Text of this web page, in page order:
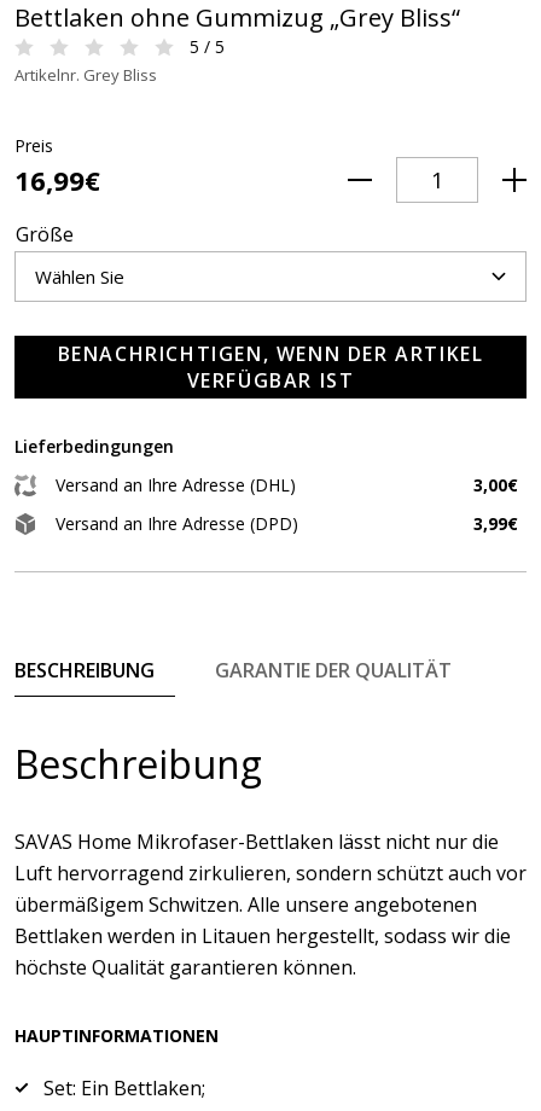
Bettlaken ohne Gummizug „Grey Bliss“
5 / 5
Artikelnr. Grey Bliss
Preis
16,99€
Größe
BENACHRICHTIGEN, WENN DER ARTIKEL
VERFÜGBAR IST
Lieferbedingungen
Versand an Ihre Adresse (DHL)
3,00€
Versand an Ihre Adresse (DPD)
3,99€
BESCHREIBUNG GARANTIE DER QUALITÄT
Beschreibung
SAVAS Home Mikrofaser-Bettlaken lässt nicht nur die
Luft hervorragend zirkulieren, sondern schützt auch vor
übermäßigem Schwitzen. Alle unsere angebotenen
Bettlaken werden in Litauen hergestellt, sodass wir die
höchste Qualität garantieren können.
HAUPTINFORMATIONEN
Set: Ein Bettlaken;